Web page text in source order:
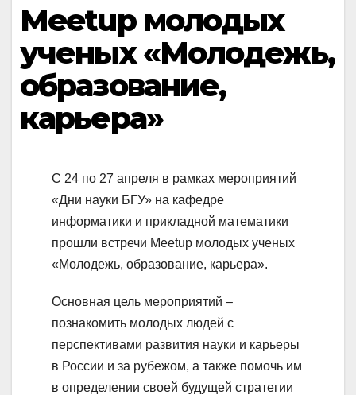
Meetup молодых
ученых «Молодежь,
образование,
карьера»
С 24 по 27 апреля в рамках мероприятий
«Дни науки БГУ» на кафедре
информатики и прикладной математики
прошли встречи Meetup молодых ученых
«Молодежь, образование, карьера».
Основная цель мероприятий –
познакомить молодых людей с
перспективами развития науки и карьеры
в России и за рубежом, а также помочь им
в определении своей будущей стратегии